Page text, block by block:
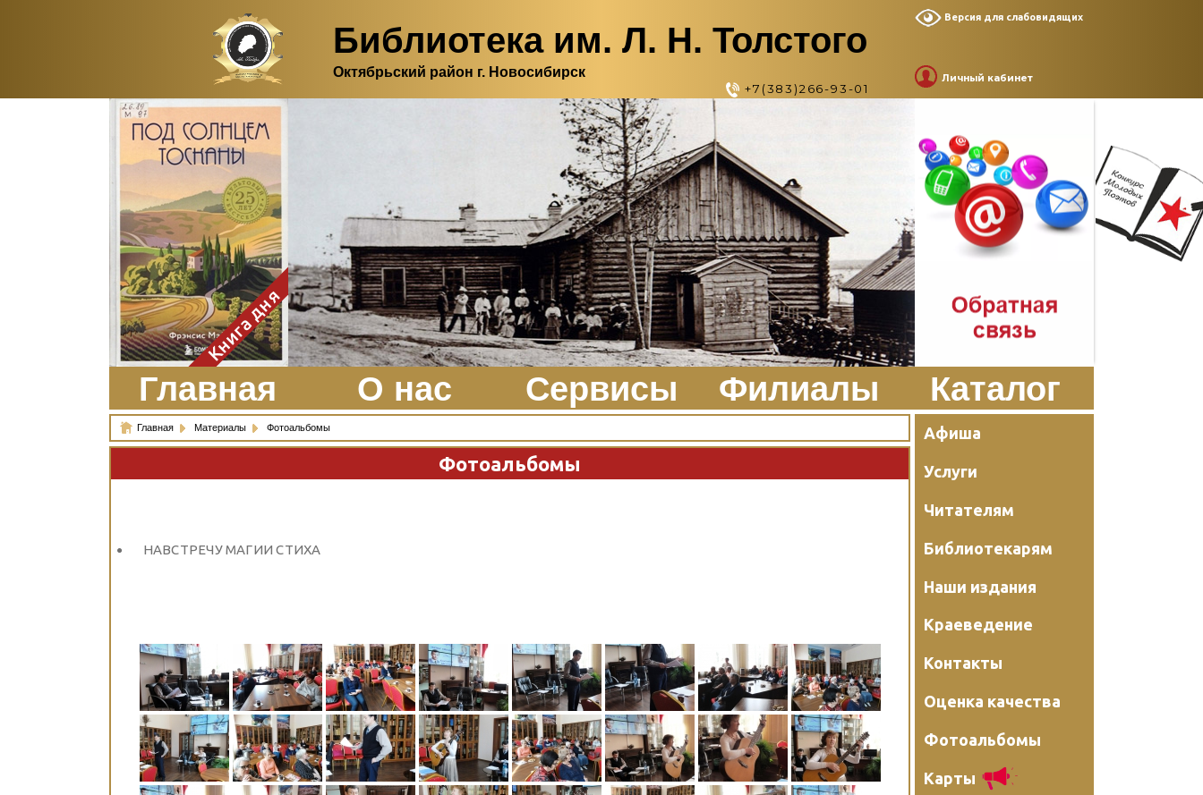
Библиотека им. Л. Н. Толстого
Октябрьский район г. Новосибирск
+7(383)266-93-01
Версия для слабовидящих
Личный кабинет
Здесь, в своем
итальянском доме, я вновь
испытала первичную
радость единения с
природой. Дом открыт
для бабочек, стрекоз, пчёл
или всех, кто пожелает
влететь в одно окно и
вылететь из другого. Едим
мы почти всегда во
дворе. Во мне настолько
возродился здравый
смысл моей матери -
умение наслаждаться
настоящим и не спешить, -
что даже нашлось время
отполировать до блеска
оконное стекло.
ЗаказатьКнига дня
Главная О нас Сервисы Филиалы Каталог
Главная Материалы Фотоальбомы
Фотоальбомы
НАВСТРЕЧУ МАГИИ СТИХА
Афиша
Услуги
Читателям
Библиотекарям
Наши издания
Краеведение
Контакты
Оценка качества
Фотоальбомы
Карты